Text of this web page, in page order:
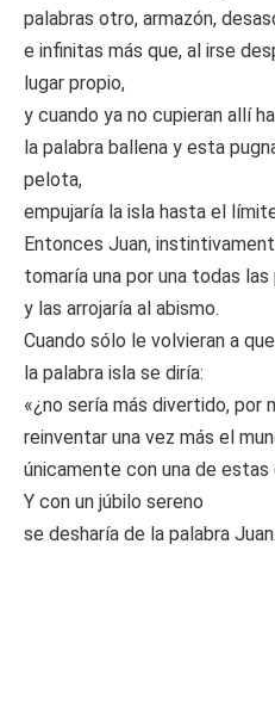
palabras otro, armazón,
e infinitas más que, al irse
lugar propio,
y cuando ya no cupieran allí
la palabra ballena y esta
pelota,
empujaría la isla hasta el
Entonces Juan,
tomaría una por una todas las
y las arrojaría al abismo.
Cuando sólo le volvieran a
la palabra isla se diría:
«¿no sería más divertido, por
reinventar una vez más el
únicamente con una de estas
Y con un júbilo sereno
se desharía de la palabra Juan.